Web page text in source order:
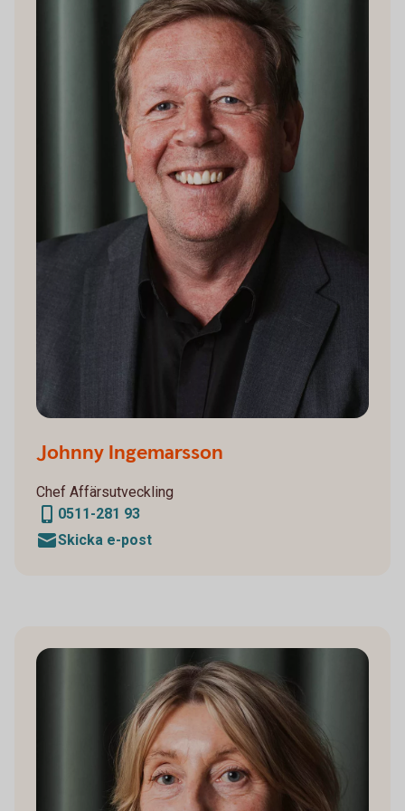
Johnny Ingemarsson
Chef Affärsutveckling
0511-281 93
Skicka e-post